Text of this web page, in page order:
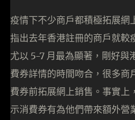
疫情下不少商戶都積極拓展網
指出去年香港註冊的商戶就較
尤以 5-7 月最為顯著，剛好與
費券詳情的時間吻合，很多商
費券前拓展網上銷售。事實上
示消費券有為他們帶來額外營